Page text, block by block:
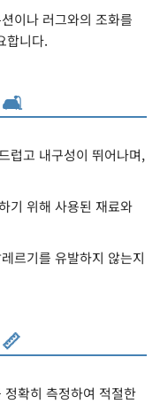
이나 러그와의 조화를
합니다.
🛋️
럽고 내구성이 뛰어나며,
기 위해 사용된 재료와
르기를 유발하지 않는지
확히 측정하여 적절한